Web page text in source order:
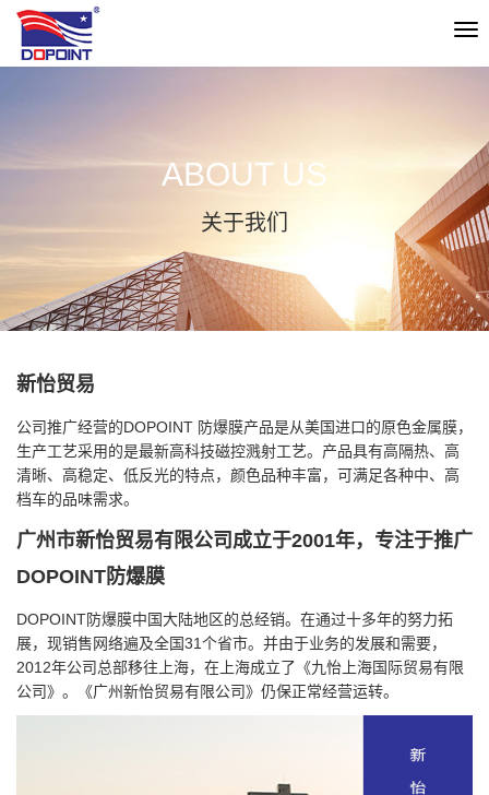
切
ABOUT US
关于我们
新怡贸易
公司推广经营的DOPOINT 防爆膜产品是从美国进口的原色金属膜，
生产工艺采用的是最新高科技磁控溅射工艺。产品具有高隔热、高
清晰、高稳定、低反光的特点，颜色品种丰富，可满足各种中、高
档车的品味需求。
广州市新怡贸易有限公司成立于2001年，专注于推广
DOPOINT防爆膜
DOPOINT防爆膜中国大陆地区的总经销。在通过十多年的努力拓
展，现销售网络遍及全国31个省市。并由于业务的发展和需要，
2012年公司总部移往上海，在上海成立了《九怡上海国际贸易有限
公司》。《广州新怡贸易有限公司》仍保正常经营运转。